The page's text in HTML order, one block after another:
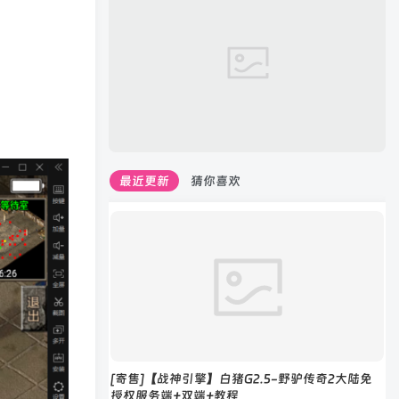
最近更新 猜你喜欢
[寄售]【战神引擎】白猪G2.5-野驴传奇2大陆免
授权服务端+双端+教程